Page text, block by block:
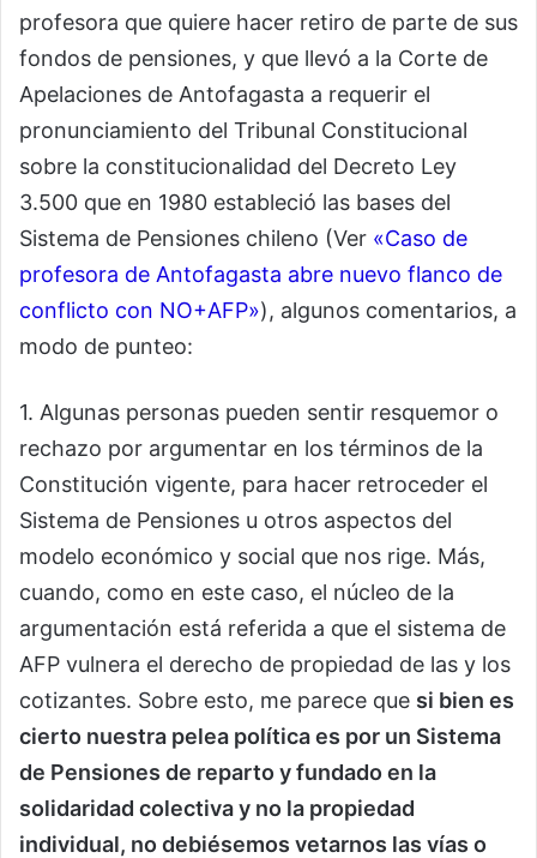
profesora que quiere hacer retiro de parte de sus
fondos de pensiones, y que llevó a la Corte de
Apelaciones de Antofagasta a requerir el
pronunciamiento del Tribunal Constitucional
sobre la constitucionalidad del Decreto Ley
3.500 que en 1980 estableció las bases del
Sistema de Pensiones chileno (Ver «Caso de
profesora de Antofagasta abre nuevo flanco de
conflicto con NO+AFP»), algunos comentarios, a
modo de punteo:
1. Algunas personas pueden sentir resquemor o
rechazo por argumentar en los términos de la
Constitución vigente, para hacer retroceder el
Sistema de Pensiones u otros aspectos del
modelo económico y social que nos rige. Más,
cuando, como en este caso, el núcleo de la
argumentación está referida a que el sistema de
AFP vulnera el derecho de propiedad de las y los
cotizantes. Sobre esto, me parece que si bien es
cierto nuestra pelea política es por un Sistema
de Pensiones de reparto y fundado en la
solidaridad colectiva y no la propiedad
individual, no debiésemos vetarnos las vías o